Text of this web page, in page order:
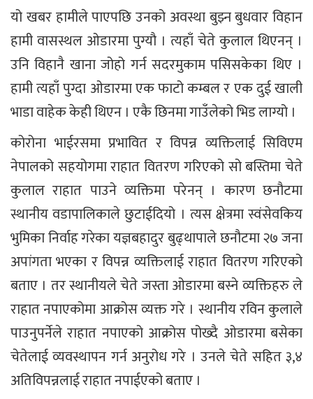
यो खबर हामीले पाएपछि उनको अवस्था बुझ्न बुधवार विहान
हामी वासस्थल ओडारमा पुग्यौ । त्यहाँ चेते कुलाल थिएनन् ।
उनि विहानै खाना जोहो गर्न सदरमुकाम पसिसकेका थिए ।
हामी त्यहाँ पुग्दा ओडारमा एक फाटो कम्बल र एक दुई खाली
भाडा वाहेक केही थिएन । एकै छिनमा गाउँलेको भिड लाग्यो ।
कोरोना भाईरसमा प्रभावित र विपन्न व्यक्तिलाई सिविएम
नेपालको सहयोगमा राहात वितरण गरिएको सो बस्तिमा चेते
कुलाल राहात पाउने व्यक्तिमा परेनन् । कारण छनौटमा
स्थानीय वडापालिकाले छुटाईदियो । त्यस क्षेत्रमा स्वंसेवकिय
भुमिका निर्वाह गरेका यज्ञबहादुर बुढ्थापाले छनौटमा २७ जना
अपांगता भएका र विपन्न व्यक्तिलाई राहात वितरण गरिएको
बताए । तर स्थानीयले चेते जस्ता ओडारमा बस्ने व्यक्तिहरु ले
राहात नपाएकोमा आक्रोस व्यक्त गरे । स्थानीय रविन कुलाले
पाउनुपर्नेले राहात नपाएको आक्रोस पोख्दै ओडारमा बसेका
चेतेलाई व्यवस्थापन गर्न अनुरोध गरे । उनले चेते सहित ३,४
अतिविपन्नलाई राहात नपाईएको बताए ।